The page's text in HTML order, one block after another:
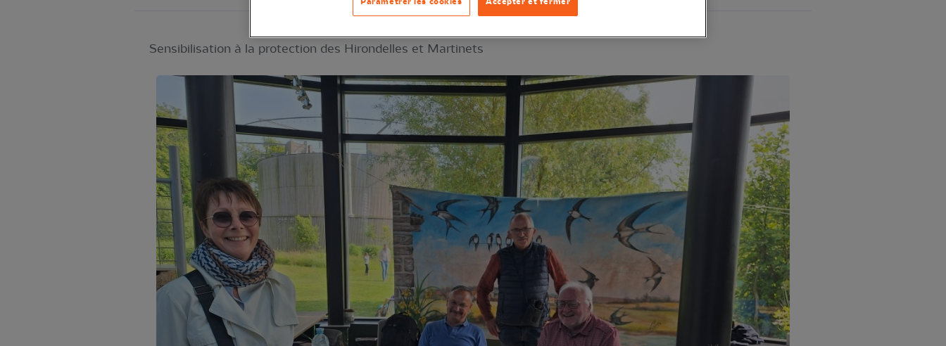
Sensibilisation à la protection des Hirondelles et Martinets